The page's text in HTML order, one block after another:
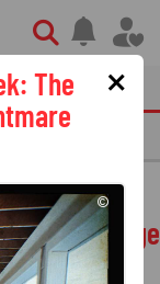
nieuws
waardige
×
The
©